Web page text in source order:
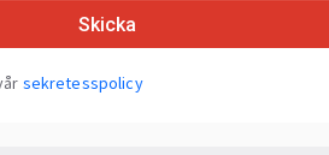
Skicka
sekretesspolicy